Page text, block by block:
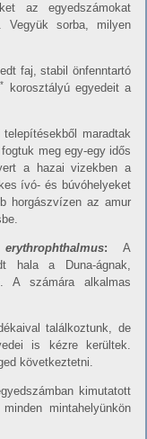
az egyedszámokat
Vegyük sorba, milyen
faj, stabil önfenntartó
*
korosztályú egyedeit a
telepítésekből maradtak
meg egy-egy idős
a hazai vizekben a
ívó- és búvóhelyeket
horgászvízen az amur
:A
hala a Duna-ágnak,
A számára alkalmas
találkoztunk, de
is kézre kerültek.
következtetni.
kimutatott
mintahelyünkön